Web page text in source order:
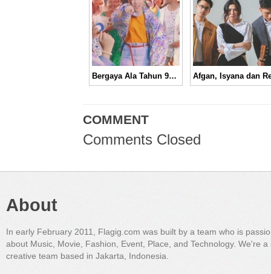
Bergaya Ala Tahun 90an, Isyana Sarasvati Berpesta di Video Musik “Pesta” │ Music Video
COMMENT
Comments Closed
About
In early February 2011, Flagig.com was built by a team who is
about Music, Movie, Fashion, Event, Place, and Technology. We're a
creative team based in Jakarta, Indonesia.